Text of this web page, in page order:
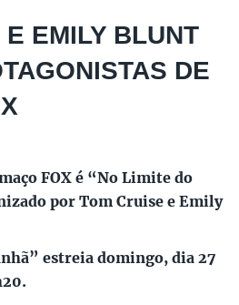
EMILY BLUNT
DE
FOX é “No Limite do
por Tom Cruise e Emily
estreia domingo, dia 27